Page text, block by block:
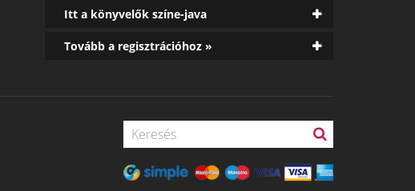
Itt a könyvelők színe-java
Tovább a regisztrációhoz »